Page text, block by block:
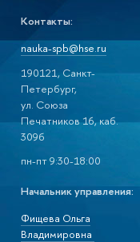
Контакты:
nauka-spb@hse.ru
190121, Санкт-
Петербург,
ул. Союза
Печатников 16, каб.
309б
пн-пт 9:30-18:00
Начальник управления:
Фищева Ольга
Владимировна